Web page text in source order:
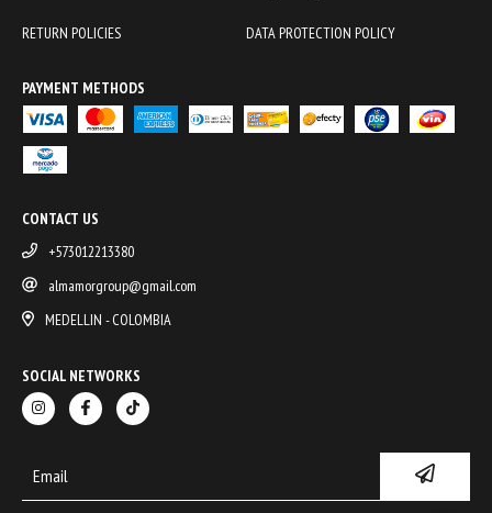
RETURN POLICIES DATA PROTECTION POLICY
PAYMENT METHODS
CONTACT US
+573012213380
almamorgroup@gmail.com
MEDELLIN - COLOMBIA
SOCIAL NETWORKS